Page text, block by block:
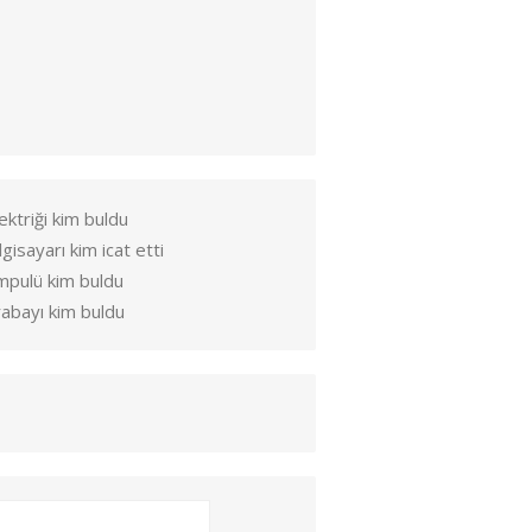
kim buldu
kim icat etti
kim buldu
kim buldu